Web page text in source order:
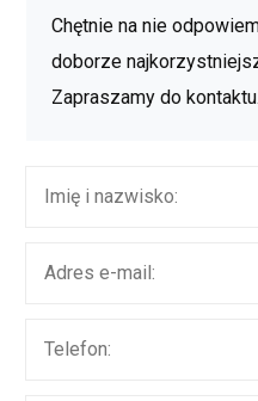
Chętnie na nie
doborze
Zapraszamy do kontaktu.